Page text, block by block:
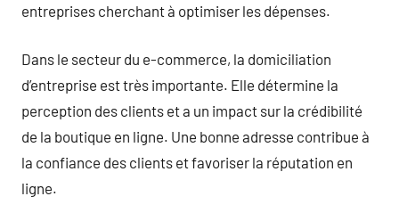
entreprises cherchant à optimiser les dépenses.
Dans le secteur du e-commerce, la domiciliation
d’entreprise est très importante. Elle détermine la
perception des clients et a un impact sur la crédibilité
de la boutique en ligne. Une bonne adresse contribue à
la confiance des clients et favoriser la réputation en
ligne.